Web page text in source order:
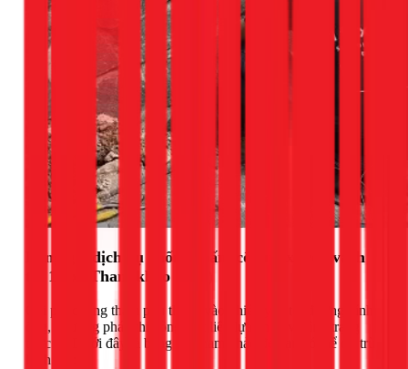
Bảng giá dịch vụ chống thấm cổ ống xuyên vách
tại 1Fix (Tham khảo 2026)
Chi phí chống thấm phụ thuộc vào nhiều yếu tố: đường kính
ống, phương pháp thi công, vật liệu lựa chọn và tình trạng
thực tế. Dưới đây là bảng giá tham khảo để bạn có thể dự trù
kinh phí: